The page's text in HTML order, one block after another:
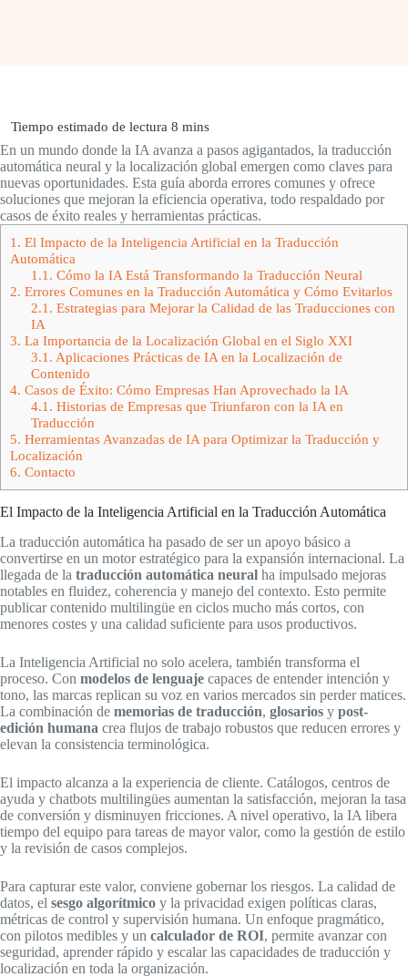
En un mundo donde la IA avanza a pasos agigantados, la traducción
automática neural y la localización global emergen como claves para
nuevas oportunidades. Esta guía aborda errores comunes y ofrece
soluciones que mejoran la eficiencia operativa, todo respaldado por
casos de éxito reales y herramientas prácticas.
1. El Impacto de la Inteligencia Artificial en la Traducción
Automática
1.1. Cómo la IA Está Transformando la Traducción Neural
2. Errores Comunes en la Traducción Automática y Cómo Evitarlos
2.1. Estrategias para Mejorar la Calidad de las Traducciones con
IA
3. La Importancia de la Localización Global en el Siglo XXI
3.1. Aplicaciones Prácticas de IA en la Localización de
Contenido
4. Casos de Éxito: Cómo Empresas Han Aprovechado la IA
4.1. Historias de Empresas que Triunfaron con la IA en
Traducción
5. Herramientas Avanzadas de IA para Optimizar la Traducción y
Localización
6. Contacto
El Impacto de la Inteligencia Artificial en la Traducción Automática
La traducción automática ha pasado de ser un apoyo básico a
convertirse en un motor estratégico para la expansión internacional. La
llegada de la traducción automática neural ha impulsado mejoras
notables en fluidez, coherencia y manejo del contexto. Esto permite
publicar contenido multilingüe en ciclos mucho más cortos, con
menores costes y una calidad suficiente para usos productivos.
La Inteligencia Artificial no solo acelera, también transforma el
proceso. Con modelos de lenguaje capaces de entender intención y
tono, las marcas replican su voz en varios mercados sin perder matices.
La combinación de memorias de traducción, glosarios y post-
edición humana crea flujos de trabajo robustos que reducen errores y
elevan la consistencia terminológica.
El impacto alcanza a la experiencia de cliente. Catálogos, centros de
ayuda y chatbots multilingües aumentan la satisfacción, mejoran la tasa
de conversión y disminuyen fricciones. A nivel operativo, la IA libera
tiempo del equipo para tareas de mayor valor, como la gestión de estilo
y la revisión de casos complejos.
Para capturar este valor, conviene gobernar los riesgos. La calidad de
datos, el sesgo algorítmico y la privacidad exigen políticas claras,
métricas de control y supervisión humana. Un enfoque pragmático,
con pilotos medibles y un calculador de ROI, permite avanzar con
seguridad, aprender rápido y escalar las capacidades de traducción y
localización en toda la organización.